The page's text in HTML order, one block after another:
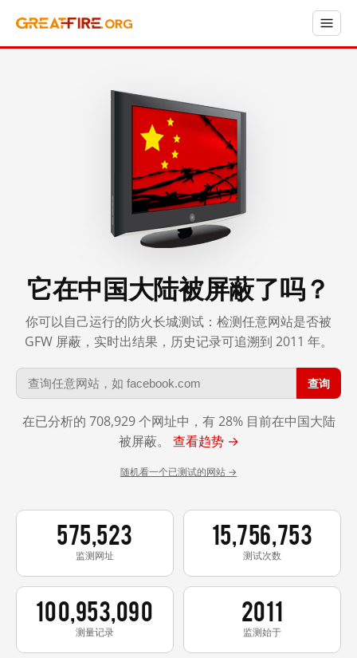
它在中国大陆被屏蔽了吗？
你可以自己运行的防火长城测试：检测任意网站是否被
GFW 屏蔽，实时出结果，历史记录可追溯到 2011 年。
查询
在已分析的 708,929 个网址中，有 28% 目前在中国大陆
被屏蔽。 查看趋势 →
随机看一个已测试的网站 →
575,523
监测网址
15,756,753
测试次数
100,953,090
测量记录
2011
监测始于